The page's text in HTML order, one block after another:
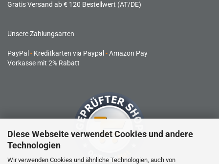
Diese Webseite verwendet Cookies und andere
Technologien
Wir verwenden Cookies und ähnliche Technologien, auch von
Gratis Versand ab € 120 Bestellwert (AT/DE)
Unsere Zahlungsarten
PayPal - Kreditkarten via Paypal -Amazon Pay
Vorkasse mit 2% Rabatt